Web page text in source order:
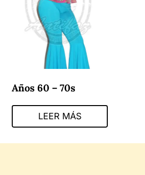
Años 60 – 70s
LEER MÁS